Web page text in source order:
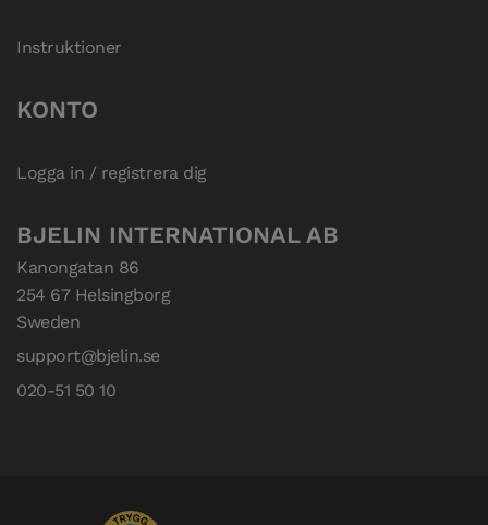
Instruktioner
KONTO
Logga in / registrera dig
BJELIN INTERNATIONAL AB
Kanongatan 86
254 67 Helsingborg
Sweden
support@bjelin.se
020-51 50 10